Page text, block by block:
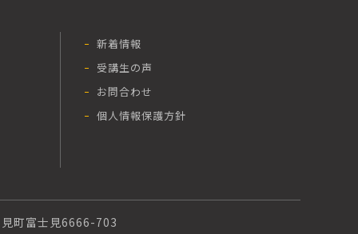
新着情報
受講生の声
お問合わせ
個人情報保護方針
町富士見6666-703